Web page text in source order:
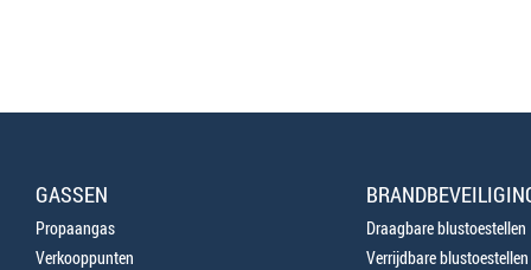
GASSEN
Propaangas
Verkooppunten
Draagbare blustoestellen
Verrijdbare blustoestellen